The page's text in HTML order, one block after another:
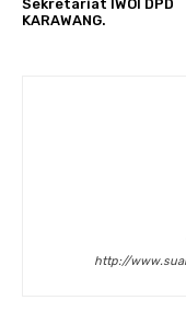
Sekretariat IWOI DPD
KARAWANG.
http://